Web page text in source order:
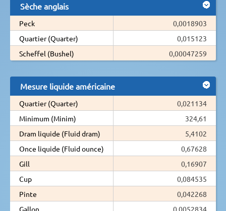
Sèche anglais
Peck
0,0018903
Quartier (Quarter)
0,015123
Scheffel (Bushel)
0,00047259
Mesure liquide américaine
Quartier (Quarter)
0,021134
Minimum (Minim)
324,61
Dram liquide (Fluid dram)
5,4102
Once liquide (Fluid ounce)
0,67628
Gill
0,16907
Cup
0,084535
Pinte
0,042268
Gallon
0,0052834